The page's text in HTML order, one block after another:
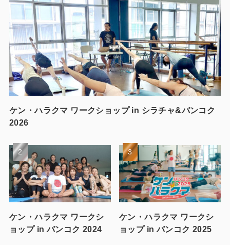
ケン・ハラクマ ワークショップ in シラチャ&バンコク
2026
ケン・ハラクマ ワークシ
ョップ in バンコク 2024
ケン・ハラクマ ワークシ
ョップ in バンコク 2025